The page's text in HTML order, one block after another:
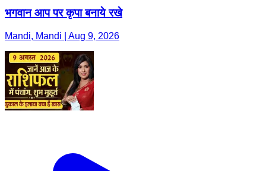
भगवान आप पर कृपा बनाये रखे
Mandi, Mandi | Aug 9, 2026